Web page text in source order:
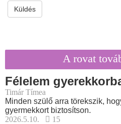
Küldés
A rovat
Félelem
Timár Tímea
Minden szülő arra törekszik,
gyermekkort biztosítson.
2026.5.10.
15